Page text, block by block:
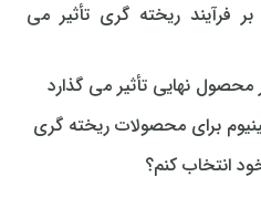
فرآیند ریخته گری تأثیر می
محصول نهایی تأثیر می گذارد
برای محصولات ریخته گری
خود انتخاب کنم؟